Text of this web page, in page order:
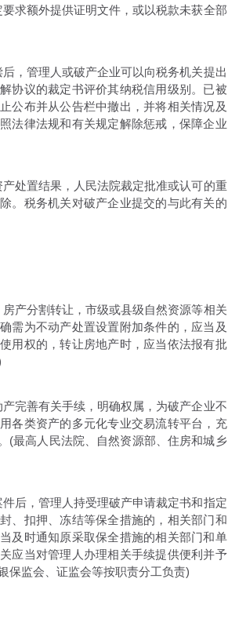
求额外提供证明文件，或以税款未获全部
，管理人或破产企业可以向税务机关提出
协议的裁定书评价其纳税信用级别。已被
公布并从公告栏中撤出，并将相关情况及
法律法规和有关规定解除惩戒，保障企业
处置结果，人民法院裁定批准或认可的重
。税务机关对破产企业提交的与此有关的
产分割转让，市级或县级自然资源等相关
需为不动产处置设置附加条件的，应当及
用权的，转让房地产时，应当依法报有批
完善有关手续，明确权属，为破产企业不
各类资产的多元化专业交易流转平台，充
(最高人民法院、自然资源部、住房和城乡
后，管理人持受理破产申请裁定书和指定
、扣押、冻结等保全措施的，相关部门和
及时通知原采取保全措施的相关部门和单
应当对管理人办理相关手续提供便利并予
保监会、证监会等按职责分工负责)